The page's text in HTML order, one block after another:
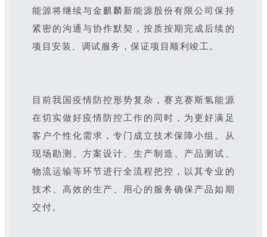
能源将继续与金麒麟新能源股份有限公司保持
紧密的沟通与协作默契，按质按期完成后续的
项目安装、调试服务，保证项目顺利竣工。
目前我国疫情防控形势复杂，赛克赛斯氢能源
在切实做好疫情防控工作的同时，为更好满足
客户个性化需求，专门成立技术保障小组。从
现场勘测、方案设计、生产制造、产品测试、
物流运输等环节进行全流程把控，以其专业的
技术、高效的生产、用心的服务确保产品如期
交付。